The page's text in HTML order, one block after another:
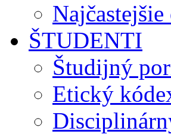
ŠTUDENTI
Študijný
Etický